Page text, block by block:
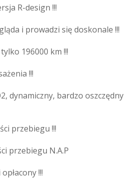
R-design !!!
i prowadzi się doskonale !!!
196000 km !!!
!!!
dynamiczny, bardzo oszczędny
przebiegu !!!
przebiegu N.A.P
!!!